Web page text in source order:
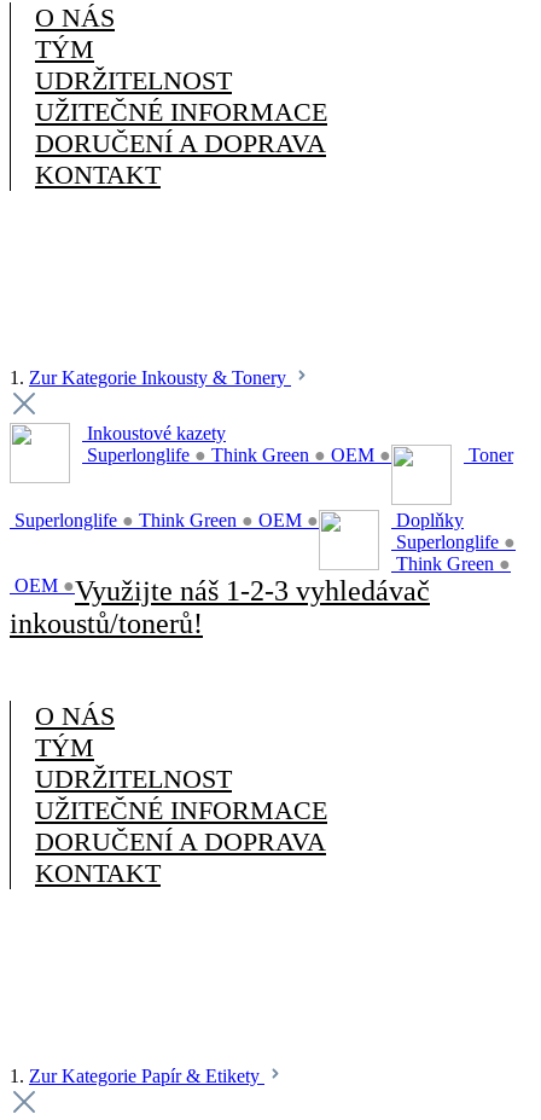
O NÁS
TÝM
UDRŽITELNOST
UŽITEČNÉ INFORMACE
DORUČENÍ A DOPRAVA
KONTAKT
1. Zur Kategorie Inkousty & Tonery
Inkoustové kazety
Superlonglife ● Think Green ● OEM ● Toner
Superlonglife ● Think Green ● OEM ●
Doplňky
Superlonglife ●
Think Green ●
OEM ●Využijte náš 1-2-3 vyhledávač
inkoustů/tonerů!
O NÁS
TÝM
UDRŽITELNOST
UŽITEČNÉ INFORMACE
DORUČENÍ A DOPRAVA
KONTAKT
1. Zur Kategorie Papír & Etikety